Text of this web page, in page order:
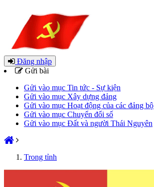
Đăng nhập
Gửi bài
Gửi vào mục Tin tức - Sự kiện
Gửi vào mục Xây dựng đảng
Gửi vào mục Hoạt động của các đảng bộ
Gửi vào mục Chuyển đổi số
Gửi vào mục Đất và người Thái Nguyên
Trong tỉnh